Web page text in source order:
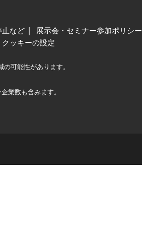
など 展示会・セミナー参加ポリシー
クッキーの設定
可能性があります。
業数も含みます。